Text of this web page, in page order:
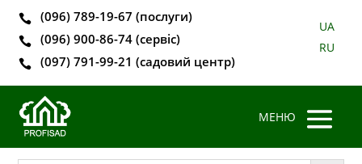
 (096) 789-19-67 (послуги)
 (096) 900-86-74 (сервіс)
 (097) 791-99-21 (садовий центр)
UA
RU